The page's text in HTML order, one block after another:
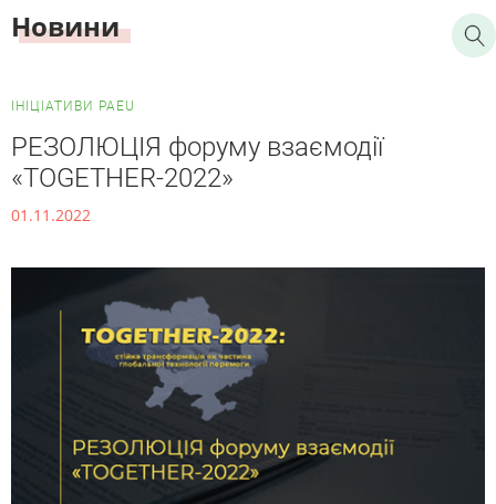
Новини
ІНІЦІАТИВИ PAEU
РЕЗОЛЮЦІЯ форуму взаємодії
«TOGETHER-2022»
01.11.2022